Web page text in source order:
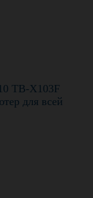
TB-X103F
для всей